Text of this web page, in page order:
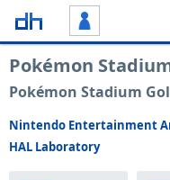
Pokémon
Pokémon Stadium
Nintendo Entertainment
HAL Laboratory